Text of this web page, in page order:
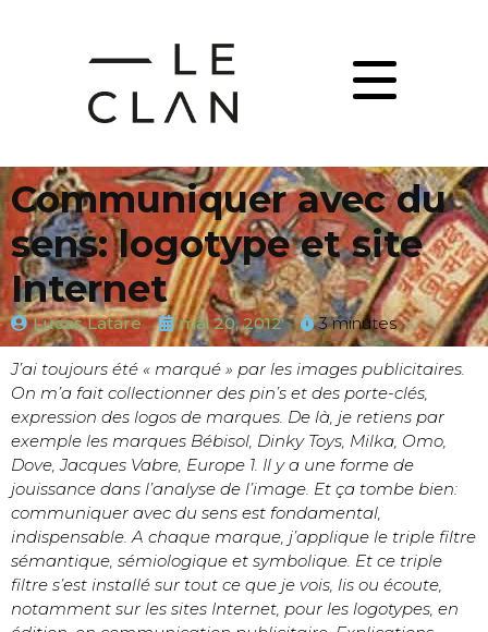
Communiquer avec du
sens: logotype et site
Internet
Lucas Latare mai 20, 2012 3 minutes
J’ai toujours été « marqué » par les images publicitaires.
On m’a fait collectionner des pin’s et des porte-clés,
expression des logos de marques. De là, je retiens par
exemple les marques Bébisol, Dinky Toys, Milka, Omo,
Dove, Jacques Vabre, Europe 1. Il y a une forme de
jouissance dans l’analyse de l’image. Et ça tombe bien:
communiquer avec du sens est fondamental,
indispensable. A chaque marque, j’applique le triple filtre
sémantique, sémiologique et symbolique. Et ce triple
filtre s’est installé sur tout ce que je vois, lis ou écoute,
notamment sur les sites Internet, pour les logotypes, en